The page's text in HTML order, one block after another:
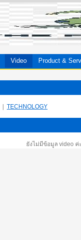
Video Product &
TECHNOLOGY
ยังไม่มีข้อมูล video ค่